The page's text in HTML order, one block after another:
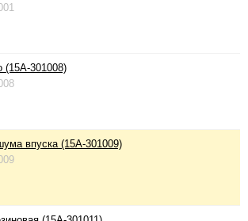
(15A-301008)
впуска (15A-301009)